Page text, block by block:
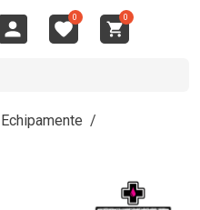
0 0
/